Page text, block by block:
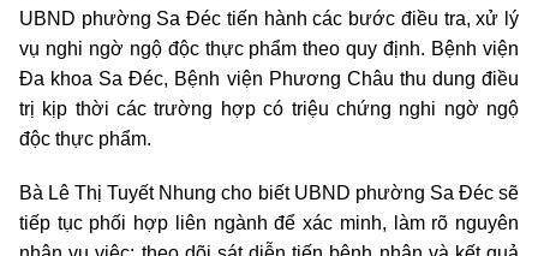
UBND phường Sa Đéc tiến hành các bước điều tra, xử lý
vụ nghi ngờ ngộ độc thực phẩm theo quy định. Bệnh viện
Đa khoa Sa Đéc, Bệnh viện Phương Châu thu dung điều
trị kịp thời các trường hợp có triệu chứng nghi ngờ ngộ
độc thực phẩm.
Bà Lê Thị Tuyết Nhung cho biết UBND phường Sa Đéc sẽ
tiếp tục phối hợp liên ngành để xác minh, làm rõ nguyên